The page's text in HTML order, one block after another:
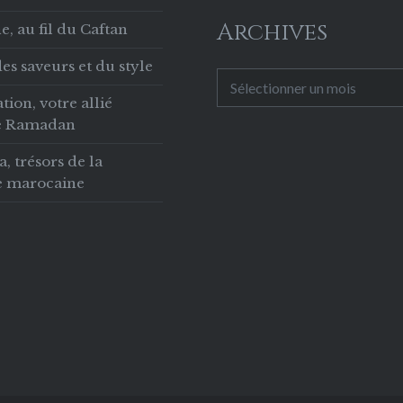
au fil du Caftan
saveurs et du style
votre allié
trésors de la
marocaine
Archives